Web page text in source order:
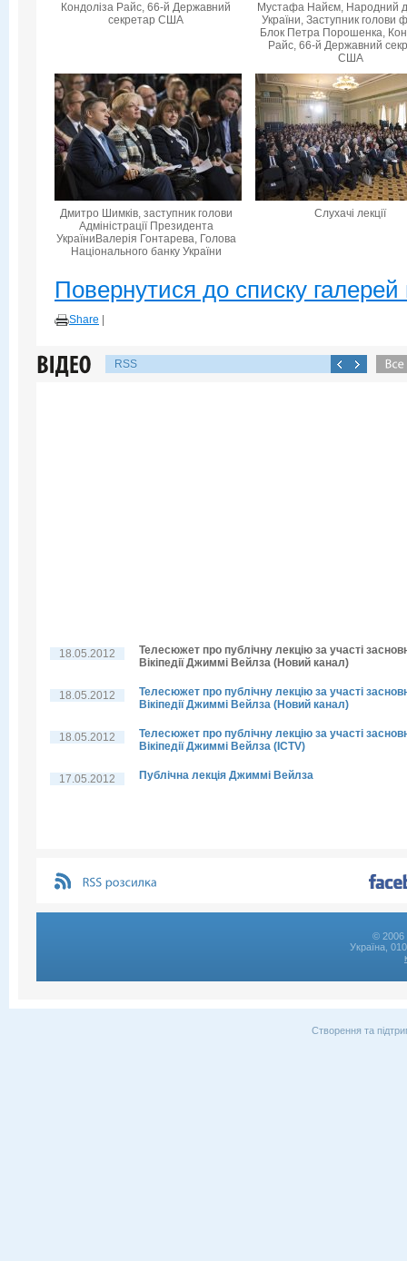
Кондоліза Райс, 66-й Державний
секретар США
Мустафа Найєм, Народний
України, Заступник голови
Блок Петра Порошенка,
Райс, 66-й Державний
США
Дмитро Шимків, заступник голови
Адміністрації Президента
УкраїниВалерія Гонтарева, Голова
Національного банку України
Слухачі лекції
Повернутися до списку галерей
Share
RSS
18.05.2012
Телесюжет про публічну лекцію за участі
Вікіпедії Джиммі Вейлза (Новий канал)
18.05.2012
Телесюжет про публічну лекцію за участі
Вікіпедії Джиммі Вейлза (Новий канал)
18.05.2012
Телесюжет про публічну лекцію за участі
Вікіпедії Джиммі Вейлза (ICTV)
17.05.2012 Публічна лекція Джиммі Вейлза
© 2006
Україна,
Створення та